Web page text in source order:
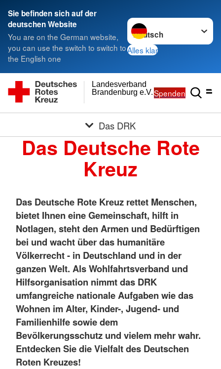
Sie befinden sich auf der
deutschen Website
You are on the German website,
you can use the switch to switch to
the English one
Sprache wechseln zu
Alles klar
Brandenburg e.V.
Landesverband
Spenden
Das DRK
Das Deutsche Rote
Kreuz
Das Deutsche Rote Kreuz rettet Menschen,
bietet Ihnen eine Gemeinschaft, hilft in
Notlagen, steht den Armen und Bedürftigen
bei und wacht über das humanitäre
Völkerrecht - in Deutschland und in der
ganzen Welt. Als Wohlfahrtsverband und
Hilfsorganisation nimmt das DRK
umfangreiche nationale Aufgaben wie das
Wohnen im Alter, Kinder-, Jugend- und
Familienhilfe sowie dem
Bevölkerungsschutz und vielem mehr wahr.
Entdecken Sie die Vielfalt des Deutschen
Roten Kreuzes!